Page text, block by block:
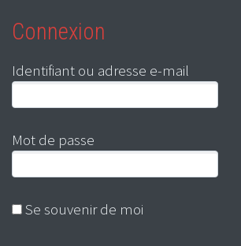
Connexion
Identifiant ou adresse e-mail
Mot de passe
Se souvenir de moi